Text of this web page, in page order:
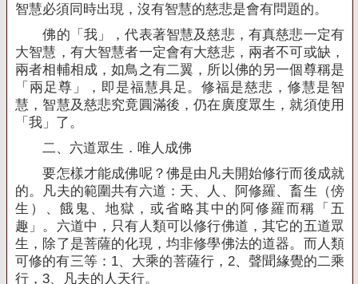
智慧必須同時出現，沒有智慧的慈悲是會有問題的。
佛的「我」，代表著智慧及慈悲，有真慈悲一定有
大智慧，有大智慧者一定會有大慈悲，兩者不可或缺，
兩者相輔相成，如鳥之有二翼，所以佛的另一個尊稱是
「兩足尊」，即是福慧具足。修福是慈悲，修慧是智
慧，智慧及慈悲究竟圓滿後，仍在廣度眾生，就須使用
「我」了。
二、六道眾生．唯人成佛
要怎樣才能成佛呢？佛是由凡夫開始修行而後成就
的。凡夫的範圍共有六道：天、人、阿修羅、畜生（傍
生）、餓鬼、地獄，或省略其中的阿修羅而稱「五
趣」。六道中，只有人類可以修行佛道，其它的五道眾
生，除了是菩薩的化現，均非修學佛法的道器。而人類
可修的有三等： 1、大乘的菩薩行， 2、聲聞緣覺的二乘
行， 3、凡夫的人天行。